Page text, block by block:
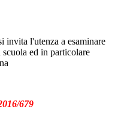
invita l'utenza a esaminare
ed in particolare
679